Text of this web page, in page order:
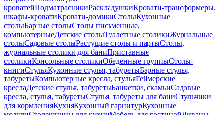
кроватейПодматрасникиРаскладушкиКровати-трансформеры,
шкафы-кроватиКровати-домикиСтолыКухонные
столыБарные столыСтолы письменные,
компьютерныеДетские столыТуалетные столикиЖурнальные
столыСадовые столыРастущие столы и партыСтолы,
журнальные столики для баниПриставные
столикиКонсольные столикиОбеденные группыСтолы-
книгиСтульяКухонные стулья, табуретыБарные стулья,
табуретыКомпьютерные кресла, стульяГеймерские
креслаДетские стулья, табуретыБанкетки, скамьиСадовые
кресла, стулья, табуретыСтулья, табуреты для баниСтульчики
для кормленияКухняКухонный гарнитурКухонные